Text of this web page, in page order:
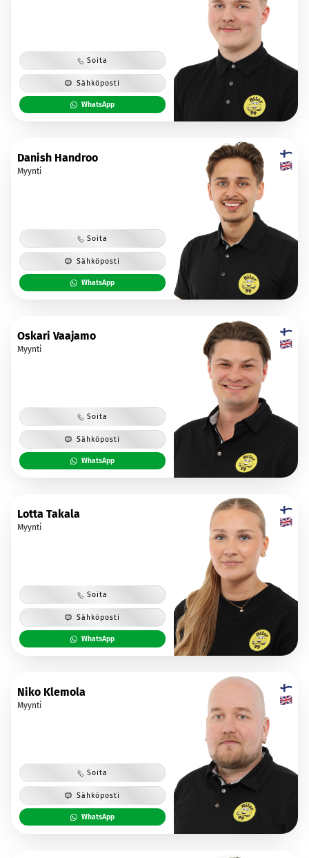
Soita
Sähköposti
WhatsApp
Danish Handroo
Myynti
Soita
Sähköposti
WhatsApp
Oskari Vaajamo
Myynti
Soita
Sähköposti
WhatsApp
Lotta Takala
Myynti
Soita
Sähköposti
WhatsApp
Niko Klemola
Myynti
Soita
Sähköposti
WhatsApp